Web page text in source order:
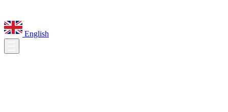
English